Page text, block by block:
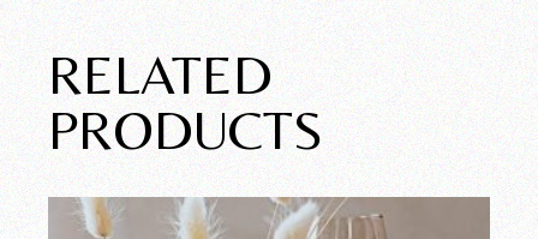
RELATED
PRODUCTS